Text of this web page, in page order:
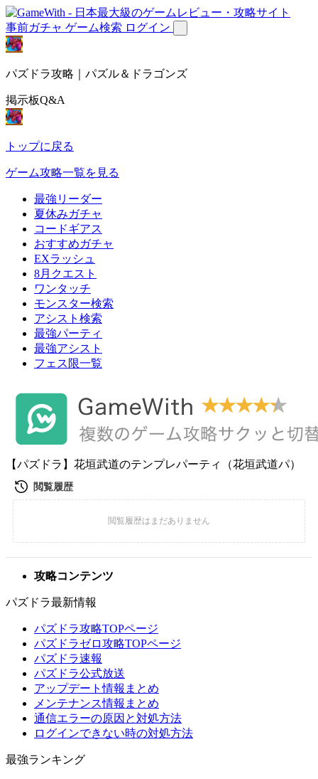
事前ガチャ ゲーム検索 ログイン
パズドラ攻略｜パズル＆ドラゴンズ
掲示板Q&A
トップに戻る
ゲーム攻略一覧を見る
最強リーダー
夏休みガチャ
コードギアス
おすすめガチャ
EXラッシュ
8月クエスト
ワンタッチ
モンスター検索
アシスト検索
最強パーティ
最強アシスト
フェス限一覧
【パズドラ】花垣武道のテンプレパーティ（花垣武道パ）
攻略コンテンツ
パズドラ最新情報
パズドラ攻略TOPページ
パズドラゼロ攻略TOPページ
パズドラ速報
パズドラ公式放送
アップデート情報まとめ
メンテナンス情報まとめ
通信エラーの原因と対処方法
ログインできない時の対処方法
最強ランキング